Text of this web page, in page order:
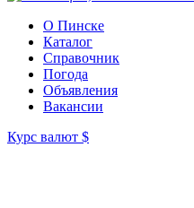
О Пинске
Каталог
Справочник
Погода
Объявления
Вакансии
Курс валют $